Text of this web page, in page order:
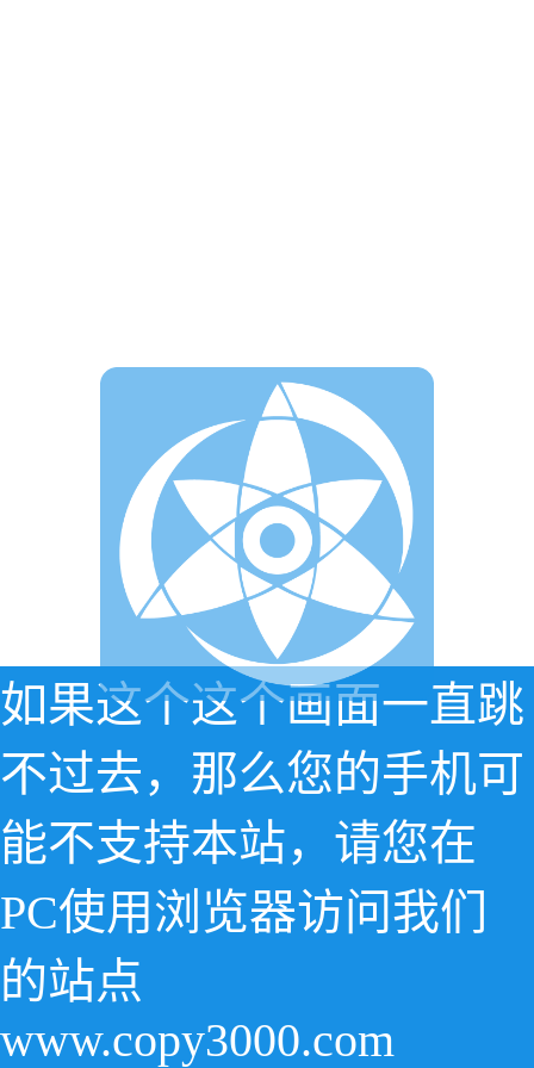
如果这个这个画面一直跳
不过去，那么您的手机可
能不支持本站，请您在
PC使用浏览器访问我们
的站点
www.copy3000.com